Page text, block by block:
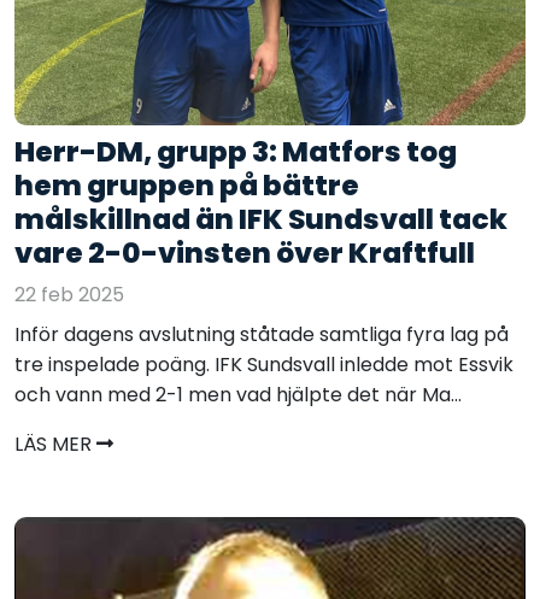
Herr-DM, grupp 3: Matfors tog
hem gruppen på bättre
målskillnad än IFK Sundsvall tack
vare 2-0-vinsten över Kraftfull
22 feb 2025
Inför dagens avslutning ståtade samtliga fyra lag på
tre inspelade poäng. IFK Sundsvall inledde mot Essvik
och vann med 2-1 men vad hjälpte det när Ma...
LÄS MER